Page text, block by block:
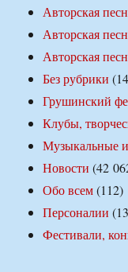
Авторская
Авторская
Авторская
Без рубрики
Грушинский
Клубы,
Музыкальные
Новости (42
Обо всем(112)
Персоналии
Фестивали,